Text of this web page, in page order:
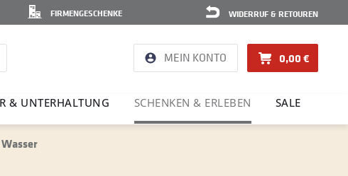
WIDERRUF & RETOUREN
FIRMENGESCHENKE
MEIN KONTO 0,00 €
& UNTER­HAL­TUNG SCHENKEN & ERLEBEN SALE